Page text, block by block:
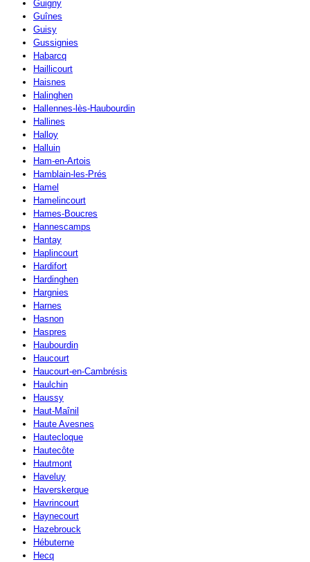
Guigny
Guînes
Guisy
Gussignies
Habarcq
Haillicourt
Haisnes
Halinghen
Hallennes-lès-Haubourdin
Hallines
Halloy
Halluin
Ham-en-Artois
Hamblain-les-Prés
Hamel
Hamelincourt
Hames-Boucres
Hannescamps
Hantay
Haplincourt
Hardifort
Hardinghen
Hargnies
Harnes
Hasnon
Haspres
Haubourdin
Haucourt
Haucourt-en-Cambrésis
Haulchin
Haussy
Haut-Maînil
Haute Avesnes
Hautecloque
Hautecôte
Hautmont
Haveluy
Haverskerque
Havrincourt
Haynecourt
Hazebrouck
Hébuterne
Hecq